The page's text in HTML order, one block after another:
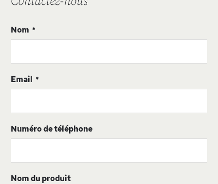
Nom
Email
Numéro de téléphone
Nom du produit